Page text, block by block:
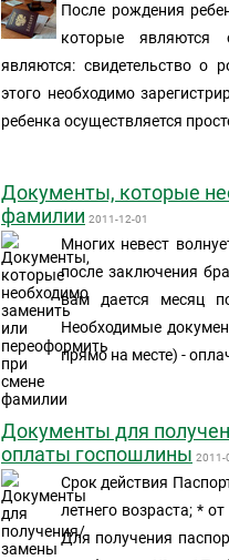
После рождения
которые являются
являются: свидетельство о
этого необходимо
ребенка осуществляется
Документы, которые
фамилии 2011-12-01
Многих невест
после заключения
вам дается месяц
Необходимые
прямо на месте) -
Документы для
оплаты госпошлины 2011-
Срок действия
летнего возраста; *
Для получения